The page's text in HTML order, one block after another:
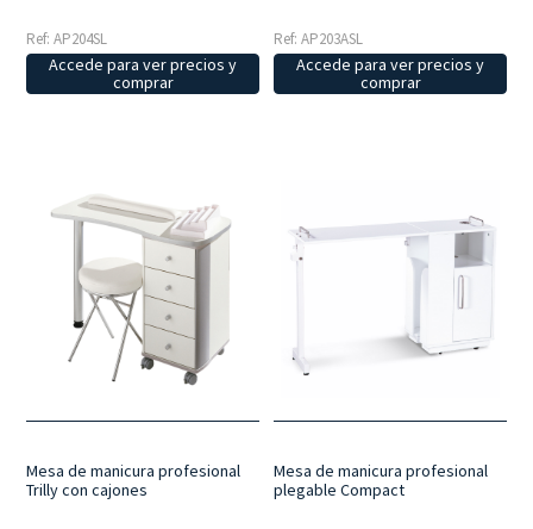
Ref: AP204SL
Accede para ver precios y
comprar
Ref: AP203ASL
Accede para ver precios y
comprar
Mesa de manicura profesional
Trilly con cajones
Mesa de manicura profesional
plegable Compact